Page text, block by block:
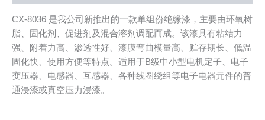
CX-8036 是我公司新推出的一款单组份绝缘漆，主要由环氧树
脂、固化剂、促进剂及混合溶剂调配而成。该漆具有粘结力
强、附着力高、渗透性好、漆膜弯曲模量高、贮存期长、低温
固化快、使用方便等特点。适用于B级中小型电机定子、电子
变压器、电感器、互感器、各种线圈绕组等电子电器元件的普
通浸漆或真空压力浸漆。